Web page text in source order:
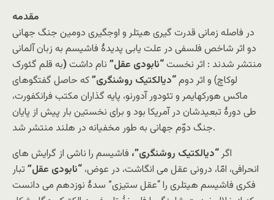
مقدمه
در فاصله زمانی قدرت گیری هیتلر و اوجگیری دومین جنگ جهانی
دو اثر شاخص فلسفی در علت یابی پدیدۀ فاشیسم به زبان آلمانی
منتشر شدند : اثر نخست“نابودی عقل” نام داشت(به قلم گئورک
لوکاچ) و اثر دوم“دیالکتیک روشنگری”که حاصل گفتگوهای
ماکس هورکهایمر و تئودور آدورنو، پایه گذاران مکتب فرانکفورت،
طی دورۀ تبعیدشان در آمریکا بود و برای نخستین بار پیش از پایان
جنگ دوّم جهانی به طور مخفیانه در هلند منتشر شد.
اگر“دیالکتیک روشنگری”، فاشیسم را ناشی از گرایش های
انحرافی، امّا، درونی عقل می انگاشت، در عوض، “نابودی عقل” تبار
فکری فاشیسم هیتلری را “عقل ستیزی” سدۀ نوزدهم می دانست